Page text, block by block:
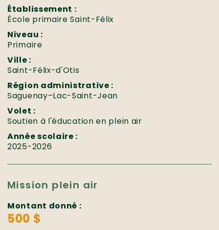
Établissement :
École primaire Saint-Félix
Niveau :
Primaire
Ville :
Saint-Félix-d'Otis
Région administrative :
Saguenay–Lac-Saint-Jean
Volet :
Soutien à l'éducation en plein air
Année scolaire :
2025-2026
Mission plein air
Montant donné :
500 $